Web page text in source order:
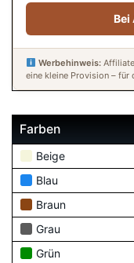
Bei
Werbehinweis:
eine kleine Provision –
Farben
Beige
Blau
Braun
Grau
Grün